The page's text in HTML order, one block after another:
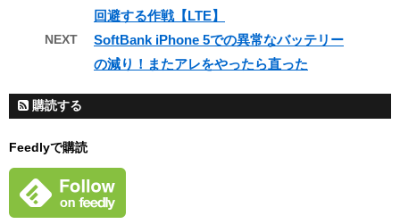
回避する作戦【LTE】
NEXT
SoftBank iPhone 5での異常なバッテリー
の減り！またアレをやったら直った
購読する
Feedlyで購読